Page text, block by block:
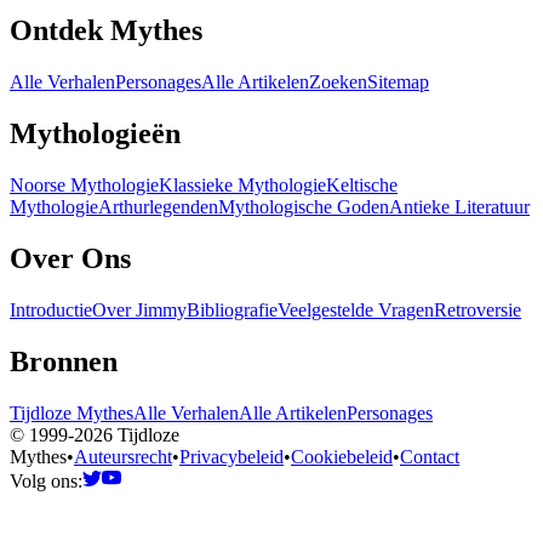
Ontdek Mythes
Alle VerhalenPersonagesAlle ArtikelenZoekenSitemap
Mythologieën
Noorse MythologieKlassieke MythologieKeltische
MythologieArthurlegendenMythologische GodenAntieke Literatuur
Over Ons
IntroductieOver JimmyBibliografieVeelgestelde VragenRetroversie
Bronnen
Tijdloze MythesAlle VerhalenAlle ArtikelenPersonages
© 1999-2026 Tijdloze
Mythes•Auteursrecht•Privacybeleid•Cookiebeleid•Contact
Volg ons: